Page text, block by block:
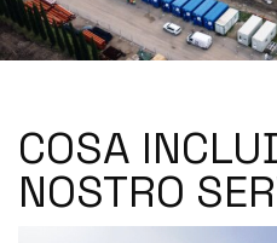
COSA
NOSTRO